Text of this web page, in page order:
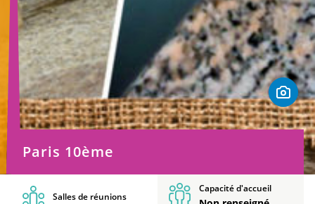
Paris 10ème
Salles de réunions
Capacité d'accueil